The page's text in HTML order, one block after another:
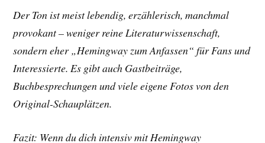
Der Ton ist meist lebendig, erzählerisch, manchmal
provokant – weniger reine Literaturwissenschaft,
sondern eher „Hemingway zum Anfassen“ für Fans und
Interessierte. Es gibt auch Gastbeiträge,
Buchbesprechungen und viele eigene Fotos von den
Original-Schauplätzen.
Fazit: Wenn du dich intensiv mit Hemingway